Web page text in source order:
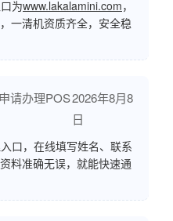
为www.lakalamini.com，
一清机资质齐全，安全稳
请办理POS2026年8月8
日
口，在线填写姓名、联系
料准确无误，就能快速通